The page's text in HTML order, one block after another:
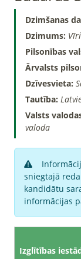
Dzimšanas
Dzimums:
Pilsonības
Ārvalsts
Dzīvesvieta:
Tautība:
Valsts
valoda
sniegtajā
kandidātu
informācijas
Izglītības